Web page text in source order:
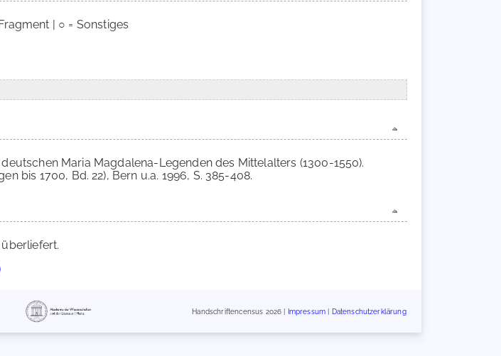
| ○ = Sonstiges
Maria Magdalena-Legenden des Mittelalters (1300-1550).
bis 1700, Bd. 22), Bern u.a. 1996, S. 385-408.
Handschriftencensus 2026 | Impressum Datenschutzerklärung